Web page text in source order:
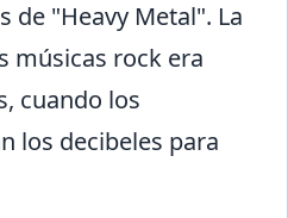
de "Heavy Metal". La
músicas rock era
cuando los
los decibeles para